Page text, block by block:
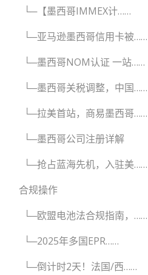
└─【墨西哥IMMEX计……
└─亚马逊墨西哥信用卡被……
└─墨西哥NOM认证 一站……
└─墨西哥关税调整，中国……
└─拉美首站，商易墨西哥……
└─墨西哥公司注册详解
└─抢占蓝海先机，入驻美……
合规操作
└─欧盟电池法合规指南，……
└─2025年多国EPR……
└─倒计时2天！法国/西……